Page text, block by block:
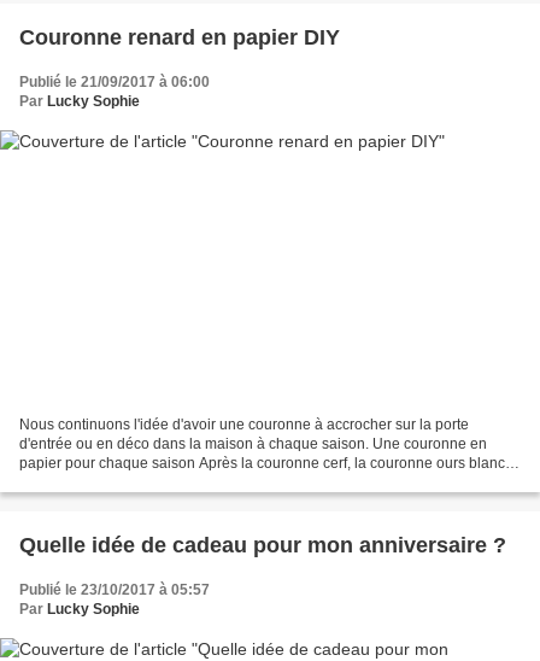
Couronne renard en papier DIY
Publié le 21/09/2017 à 06:00
Par Lucky Sophie
Nous continuons l'idée d'avoir une couronne à accrocher sur la porte
d'entrée ou en déco dans la maison à chaque saison. Une couronne en
papier pour chaque saison Après la couronne cerf, la couronne ours blanc et
Quelle idée de cadeau pour mon anniversaire ?
Publié le 23/10/2017 à 05:57
Par Lucky Sophie